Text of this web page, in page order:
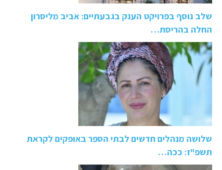
שלב נוסף בפרויקט הענק בגבעתיים: אביב מליסרון
החלה בהריסת…
שלושה מנהלים חדשים לבתי הספר באופקים לקראת
תשפ"ז: ככה…